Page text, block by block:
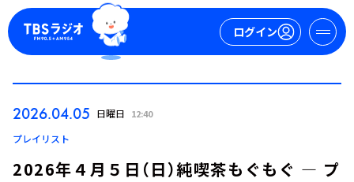
ログイン
2026.04.05 日曜日 12:40
プレイリスト
2026年４月５日（日）純喫茶もぐもぐ ― プ